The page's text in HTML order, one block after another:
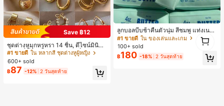
Save ฿12
ชุดต่างหูมุกหรูหรา 14 ชิ้น, ดีไซน์มินิมอ
ลใหม่ที่เป็นเอกลักษณ์ ต่างหูที่สง่างาม
สำหรับผู้หญิง, ของขวัญสำหรับเธอ
#1 ขายดี ใน หลากสี ชุดต่างหูผู้หญิง
600+ sold
฿87 -12% 2 วันสุดท้าย
ลูกบอลบีบช้าคืนตัวนุ่ม สีชมพู แท่งเนย
บีบคลายเครียด นุ่มยืดหยุ่น ของเล่นบีบ
4 ออนซ์ ของเล่นเกลือ เหมาะสำหรับขอ
งขวัญวันหยุด ของขวัญสนุกและน่ารัก
ของขวัญวันเกิด ของขวัญอีสเตอร์ ของ
#1 ขายดี ใน ของเล่นและเกม
100+ sold
฿180 -18% 2 วันสุดท้าย